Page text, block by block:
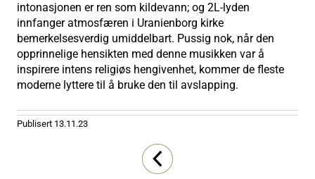
intonasjonen er ren som kildevann; og 2L-lyden
innfanger atmosfæren i Uranienborg kirke
bemerkelsesverdig umiddelbart. Pussig nok, når den
opprinnelige hensikten med denne musikken var å
inspirere intens religiøs hengivenhet, kommer de fleste
moderne lyttere til å bruke den til avslapping.
Publisert 13.11.23